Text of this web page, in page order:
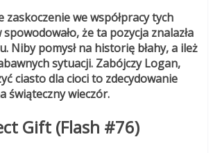
zaskoczenie we współpracy tych
że ta pozycja znalazła
Niby pomysł na historię błahy, a ileż
sytuacji. Zabójczy Logan,
ciasto dla cioci to zdecydowanie
świąteczny wieczór.
Gift (Flash #76)